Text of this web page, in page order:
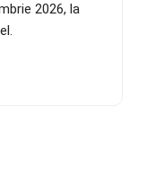
2026, la